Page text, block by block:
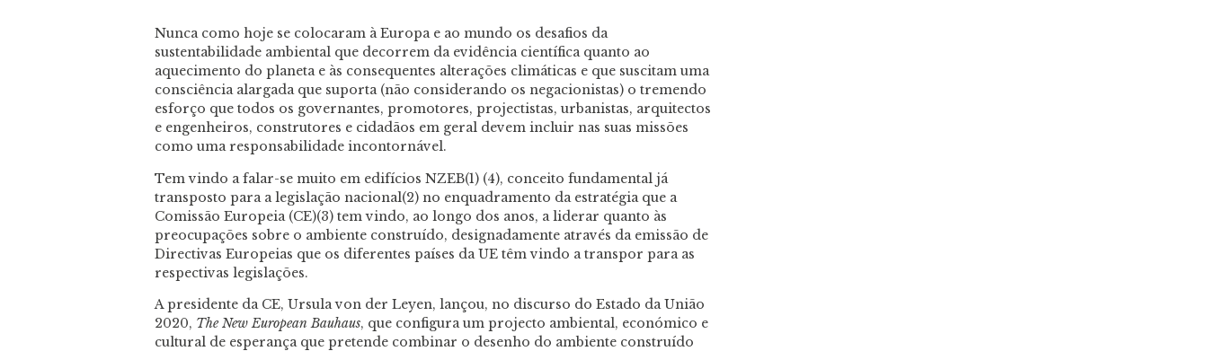
Nunca como hoje se colocaram à Europa e ao mundo os desafios da
sustentabilidade ambiental que decorrem da evidência científica quanto ao
aquecimento do planeta e às consequentes alterações climáticas e que suscitam uma
consciência alargada que suporta (não considerando os negacionistas) o tremendo
esforço que todos os governantes, promotores, projectistas, urbanistas, arquitectos
e engenheiros, construtores e cidadãos em geral devem incluir nas suas missões
como uma responsabilidade incontornável.
Tem vindo a falar-se muito em edifícios NZEB(1) (4), conceito fundamental já
transposto para a legislação nacional(2) no enquadramento da estratégia que a
Comissão Europeia (CE)(3) tem vindo, ao longo dos anos, a liderar quanto às
preocupações sobre o ambiente construído, designadamente através da emissão de
Directivas Europeias que os diferentes países da UE têm vindo a transpor para as
respectivas legislações.
A presidente da CE, Ursula von der Leyen, lançou, no discurso do Estado da União
2020, The New European Bauhaus, que configura um projecto ambiental, económico e
cultural de esperança que pretende combinar o desenho do ambiente construído